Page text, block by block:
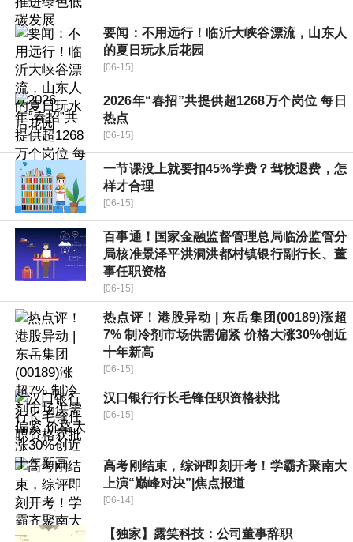
要闻：不用远行！临沂大峡谷漂流，山东人
的夏日玩水后花园
[06-15]
2026年“春招”共提供超1268万个岗位 每日
热点
[06-15]
一节课没上就要扣45%学费？驾校退费，怎
样才合理
[06-15]
百事通！国家金融监督管理总局临汾监管分
局核准景泽平洪洞洪都村镇银行副行长、董
事任职资格
[06-15]
热点评！港股异动 | 东岳集团(00189)涨超
7% 制冷剂市场供需偏紧 价格大涨30%创近
十年新高
[06-15]
汉口银行行长毛锋任职资格获批
[06-15]
高考刚结束，综评即刻开考！学霸齐聚南大
上演“巅峰对决”|焦点报道
[06-14]
【独家】露笑科技：公司董事辞职